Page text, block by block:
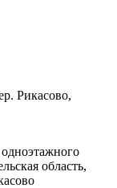
Рикасово,
одноэтажного
область,